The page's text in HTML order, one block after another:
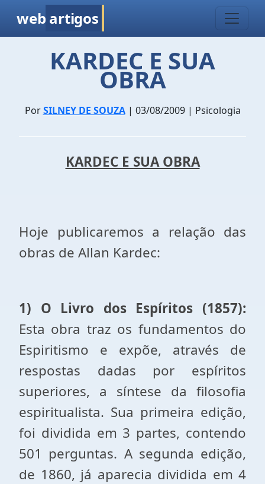
web artigos
KARDEC E SUA
OBRA
PorSILNEY DE SOUZA| 03/08/2009 | Psicologia
KARDEC E SUA OBRA
Hoje publicaremos a relação das
obras de Allan Kardec:
1) O Livro dos Espíritos (1857):
Esta obra traz os fundamentos do
Espiritismo e expõe, através de
respostas dadas por espíritos
superiores, a síntese da filosofia
espiritualista. Sua primeira edição,
foi dividida em 3 partes, contendo
501 perguntas. A segunda edição,
de 1860, já aparecia dividida em 4